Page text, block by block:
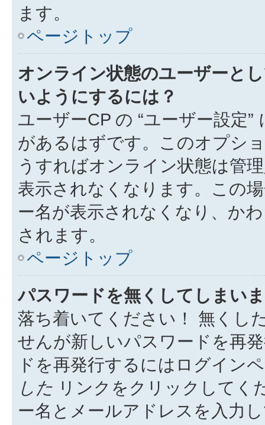
ます。
ページトップ
オンライン状態のユーザーと
いようにするには？
ユーザーCP の “ユーザー設定
があるはずです。このオプシ
うすればオンライン状態は管
表示されなくなります。この
ー名が表示されなくなり、か
されます。
ページトップ
パスワードを無くしてしまい
落ち着いてください！ 無くし
せんが新しいパスワードを再
ドを再発行するにはログイン
した リンクをクリックしてく
ー名とメールアドレスを入力